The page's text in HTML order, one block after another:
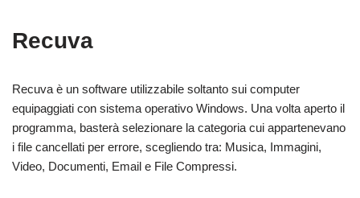
Recuva
Recuva è un software utilizzabile soltanto sui computer
equipaggiati con sistema operativo Windows. Una volta aperto il
programma, basterà selezionare la categoria cui appartenevano
i file cancellati per errore, scegliendo tra: Musica, Immagini,
Video, Documenti, Email e File Compressi.